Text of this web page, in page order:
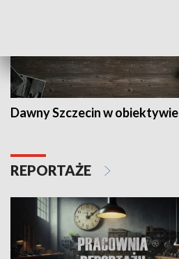
Dawny Szczecin w obiektywie
REPORTAŻE